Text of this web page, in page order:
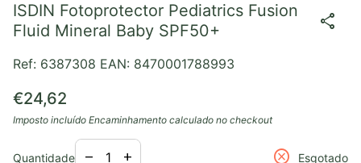
ISDIN Fotoprotector Pediatrics Fusion
Fluid Mineral Baby SPF50+
share
Ref: 6387308 EAN: 8470001788993
Preço normal
€24,62
Imposto incluído Encaminhamento calculado no checkout
Quantidade
Diminuir a quantidade para
remove
Aumentar a quantidade para
add cancel Esgotado